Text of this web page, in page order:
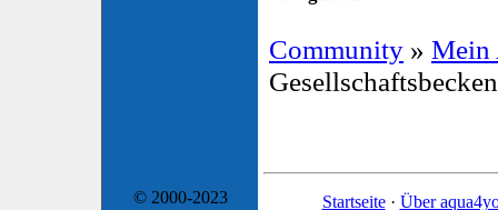
Community » Mein
© 2000-2023
Startseite· Über